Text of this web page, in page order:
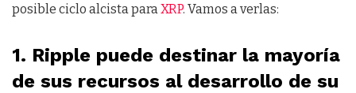
posible ciclo alcista paraXRP. Vamos a verlas:
1. Ripple puede destinar la mayoría
de sus recursos al desarrollo de su